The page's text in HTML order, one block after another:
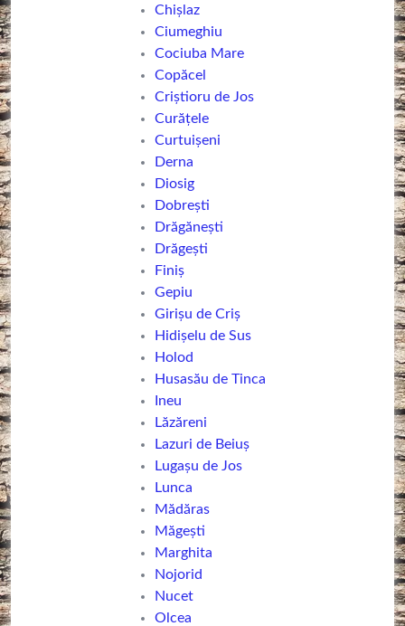
Chișlaz
Ciumeghiu
Cociuba Mare
Copăcel
Criștioru de Jos
Curățele
Curtuișeni
Derna
Diosig
Dobrești
Drăgănești
Drăgești
Finiș
Gepiu
Girișu de Criș
Hidișelu de Sus
Holod
Husasău de Tinca
Ineu
Lăzăreni
Lazuri de Beiuș
Lugașu de Jos
Lunca
Mădăras
Măgești
Marghita
Nojorid
Nucet
Olcea